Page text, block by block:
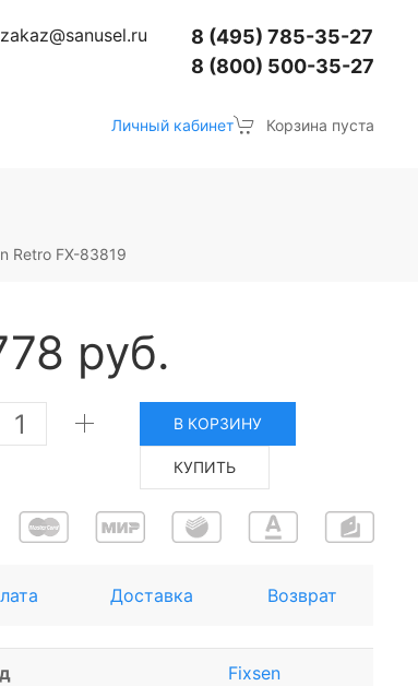
zakaz@sanusel.ru
8 (495) 785-35-27
8 (800) 500-35-27
Личный кабинет Корзина пуста
Retro FX-83819
руб.
В КОРЗИНУ
КУПИТЬ
Доставка Возврат
Fixsen